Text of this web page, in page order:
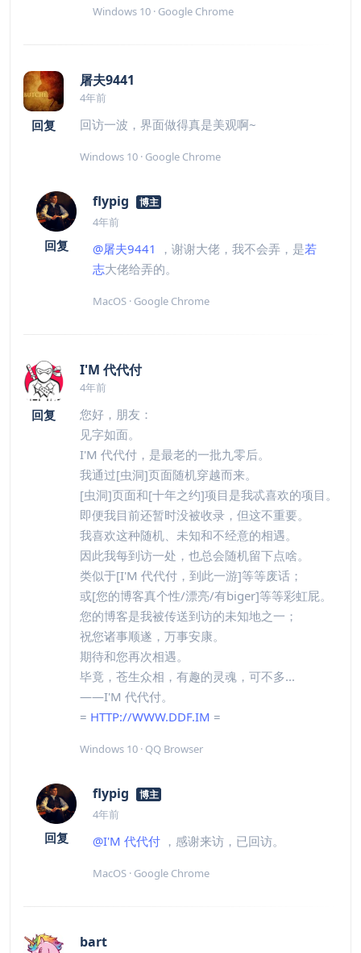
Windows 10 · Google Chrome
回复
屠夫9441
4年前
回访一波，界面做得真是美观啊~
Windows 10 · Google Chrome
回复
flypig 博主
4年前
@屠夫9441 ，谢谢大佬，我不会弄，是若
志大佬给弄的。
MacOS · Google Chrome
回复
I'M 代代付
4年前
您好，朋友：
见字如面。
I'M 代代付，是最老的一批九零后。
我通过[虫洞]页面随机穿越而来。
[虫洞]页面和[十年之约]项目是我忒喜欢的项目。
即便我目前还暂时没被收录，但这不重要。
我喜欢这种随机、未知和不经意的相遇。
因此我每到访一处，也总会随机留下点啥。
类似于[I'M 代代付，到此一游]等等废话；
或[您的博客真个性/漂亮/有biger]等等彩虹屁。
您的博客是我被传送到访的未知地之一；
祝您诸事顺遂，万事安康。
期待和您再次相遇。
毕竟，苍生众相，有趣的灵魂，可不多...
——I'M 代代付。
= HTTP://WWW.DDF.IM =
Windows 10 · QQ Browser
回复
flypig 博主
4年前
@I'M 代代付 ，感谢来访，已回访。
MacOS · Google Chrome
bart